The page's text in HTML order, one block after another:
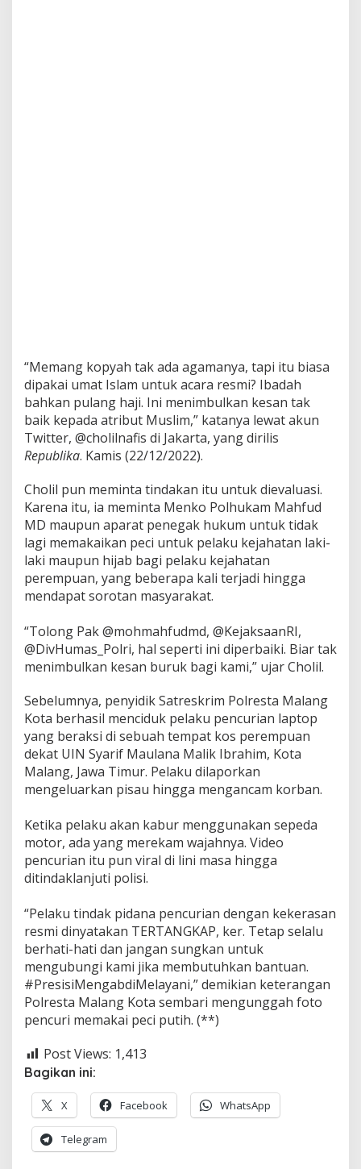
“Memang kopyah tak ada agamanya, tapi itu biasa
dipakai umat Islam untuk acara resmi? Ibadah
bahkan pulang haji. Ini menimbulkan kesan tak
baik kepada atribut Muslim,” katanya lewat akun
Twitter, @cholilnafis di Jakarta, yang dirilis
Republika. Kamis (22/12/2022).
Cholil pun meminta tindakan itu untuk dievaluasi.
Karena itu, ia meminta Menko Polhukam Mahfud
MD maupun aparat penegak hukum untuk tidak
lagi memakaikan peci untuk pelaku kejahatan laki-
laki maupun hijab bagi pelaku kejahatan
perempuan, yang beberapa kali terjadi hingga
mendapat sorotan masyarakat.
“Tolong Pak @mohmahfudmd, @KejaksaanRI,
@DivHumas_Polri, hal seperti ini diperbaiki. Biar tak
menimbulkan kesan buruk bagi kami,” ujar Cholil.
Sebelumnya, penyidik Satreskrim Polresta Malang
Kota berhasil menciduk pelaku pencurian laptop
yang beraksi di sebuah tempat kos perempuan
dekat UIN Syarif Maulana Malik Ibrahim, Kota
Malang, Jawa Timur. Pelaku dilaporkan
mengeluarkan pisau hingga mengancam korban.
Ketika pelaku akan kabur menggunakan sepeda
motor, ada yang merekam wajahnya. Video
pencurian itu pun viral di lini masa hingga
ditindaklanjuti polisi.
“Pelaku tindak pidana pencurian dengan kekerasan
resmi dinyatakan TERTANGKAP, ker. Tetap selalu
berhati-hati dan jangan sungkan untuk
mengubungi kami jika membutuhkan bantuan.
#PresisiMengabdiMelayani,” demikian keterangan
Polresta Malang Kota sembari mengunggah foto
pencuri memakai peci putih. (**)
Post Views: 1,413
Bagikan ini:
X Facebook WhatsApp
Telegram